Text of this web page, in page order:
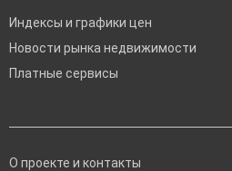
Индексы и графики цен
Новости рынка недвижимости
Платные сервисы
О проекте и контакты